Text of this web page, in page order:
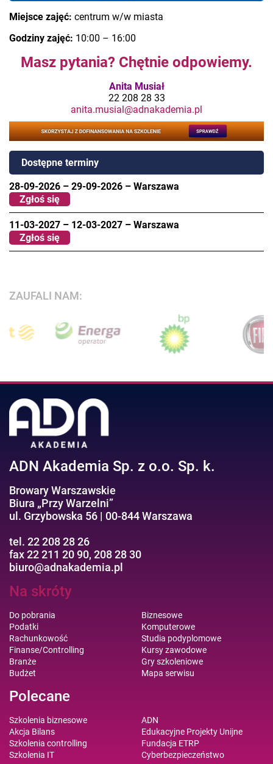
Miejsce zajęć: centrum w/w miasta
Godziny zajęć: 10:00 – 16:00
Masz pytania? Chętnie odpowiemy.
Anita Musiał
22 208 28 33
anita.musial@adnakademia.pl
Dostępne terminy
28-09-2026 – 29-09-2026 – Warszawa
Zgłoś się
11-03-2027 – 12-03-2027 – Warszawa
Zgłoś się
ZAUFALI NAM:
ADN Akademia Sp. z o.o. Sp. k.
Browary Warszawskie
Biura „Przy Warzelni”
ul. Grzybowska 56 | 00-844 Warszawa
tel. 22 208 28 26
fax 22 211 20 90, 208 28 30
biuro@adnakademia.pl
Na skróty
Do pobrania
Podatki
Rachunkowość
Finanse/Controlling
Branże
Budżet
Biznesowe
Komputerowe
Studia podyplomowe
Kursy zawodowe
Gry szkoleniowe
Mapa serwisu
Polecane
Szkolenia biznesowe
Akcja Bilans
Szkolenia controlling
Szkolenia IT
ADN
Edukacyjne Projekty Unijne
Fundacja ETRP
Cyberbezpieczeństwo